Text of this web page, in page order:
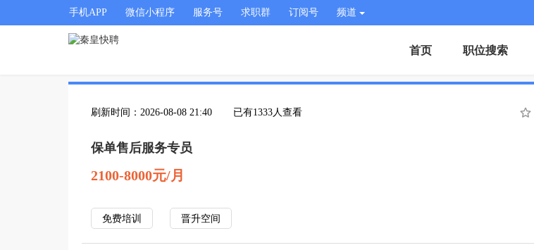
手机APP 微信小程序 服务号 求职群 订阅号 频道
首页 职位搜索
刷新时间：2026-08-08 21:40 已有1333人查看
保单售后服务专员
2100-8000元/月
免费培训 晋升空间